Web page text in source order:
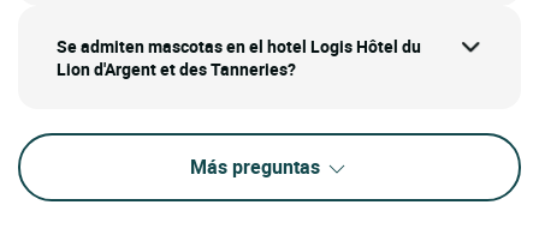
Se admiten mascotas en el hotel Logis Hôtel du
Lion d'Argent et des Tanneries?
Más preguntas